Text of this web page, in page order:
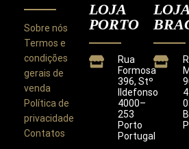
Sobre nós
Termos e
condições
gerais de
venda
Política de
privacidade
Contatos
LOJA
PORTO
Rua
Formosa
396, Stº
Ildefonso
4000–
253
Porto
Portugal